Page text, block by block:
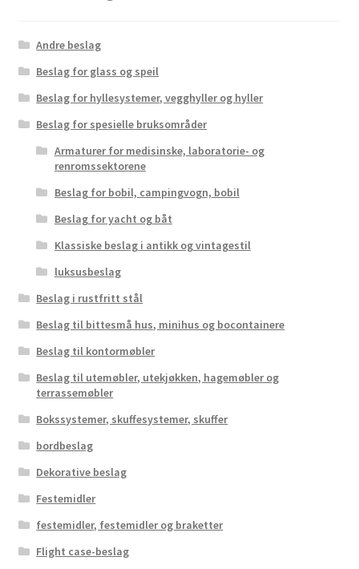
Andre beslag
Beslag for glass og speil
Beslag for hyllesystemer, vegghyller og hyller
Beslag for spesielle bruksområder
Armaturer for medisinske, laboratorie- og
renromssektorene
Beslag for bobil, campingvogn, bobil
Beslag for yacht og båt
Klassiske beslag i antikk og vintagestil
luksusbeslag
Beslag i rustfritt stål
Beslag til bittesmå hus, minihus og bocontainere
Beslag til kontormøbler
Beslag til utemøbler, utekjøkken, hagemøbler og
terrassemøbler
Bokssystemer, skuffesystemer, skuffer
bordbeslag
Dekorative beslag
Festemidler
festemidler, festemidler og braketter
Flight case-beslag